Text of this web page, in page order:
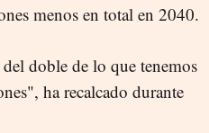
menos en total en 2040.
doble de lo que tenemos
ha recalcado durante